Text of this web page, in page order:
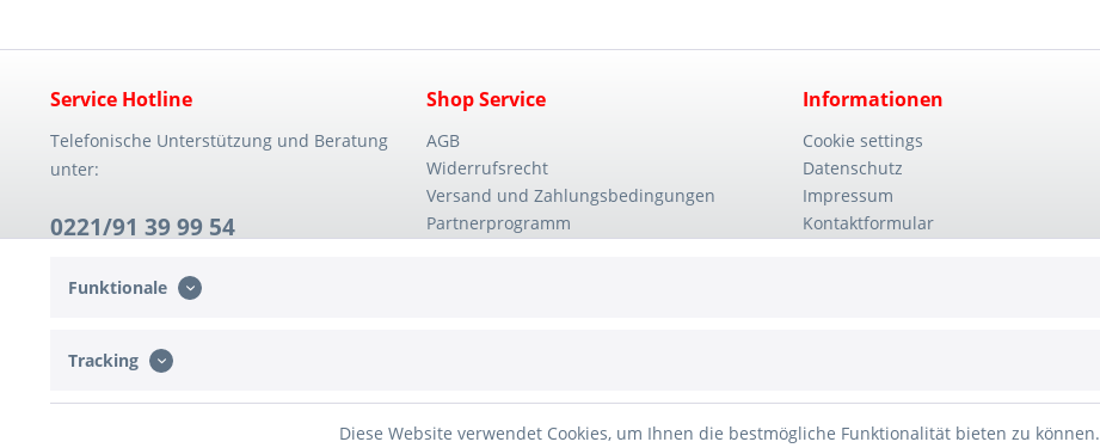
Service Hotline
Telefonische Unterstützung und Beratung
unter:
0221/91 39 99 54
Shop Service
AGB
Widerrufsrecht
Versand und Zahlungsbedingungen
Partnerprogramm
Informationen
Cookie settings
Datenschutz
Impressum
Kontaktformular
Funktionale
Tracking
Diese Website verwendet Cookies, um Ihnen die bestmögliche Funktionalität bieten zu können.